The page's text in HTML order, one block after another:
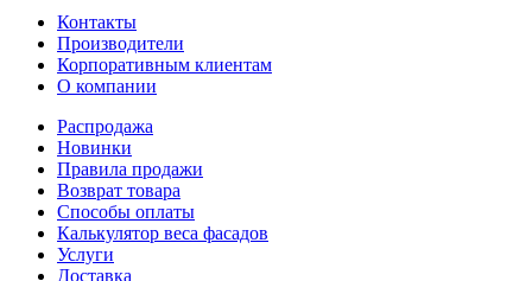
Контакты
Производители
Корпоративным клиентам
О компании
Распродажа
Новинки
Правила продажи
Возврат товара
Способы оплаты
Калькулятор веса фасадов
Услуги
Доставка